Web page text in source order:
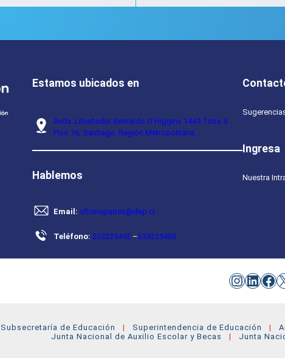
Estamos ubicados en
Avda. Libertador Bernardo O’Higgins 1449 Torre 4
Piso 16, Santiago, Región Metropolitana.
Hablemos
Email: oficinapartes@dep.cl
Teléfono: 233225492 –233225485
Ingresa
Nuestra
X
Subsecretaría de Educación Superintendencia de Educación
Junta Nacional de Auxilio Escolar y Becas
Junta